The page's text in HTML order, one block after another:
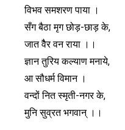
विभव समशरण पाया ।
सँग बैठा मृग छोड़-छाड़ के,
जात वैैर वन राया ।।
ज्ञान तुरिय कल्याण मनाये,
आ सौधर्म विमान ।
वन्दों नित स्मृती-नगर के,
मुनि सुव्रत भगवान् ।।